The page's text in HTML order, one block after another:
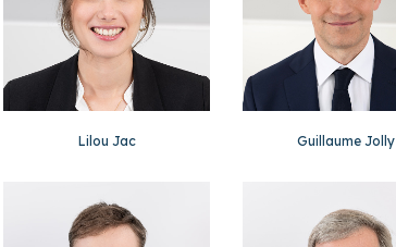
Lilou Jac Guillaume Jolly